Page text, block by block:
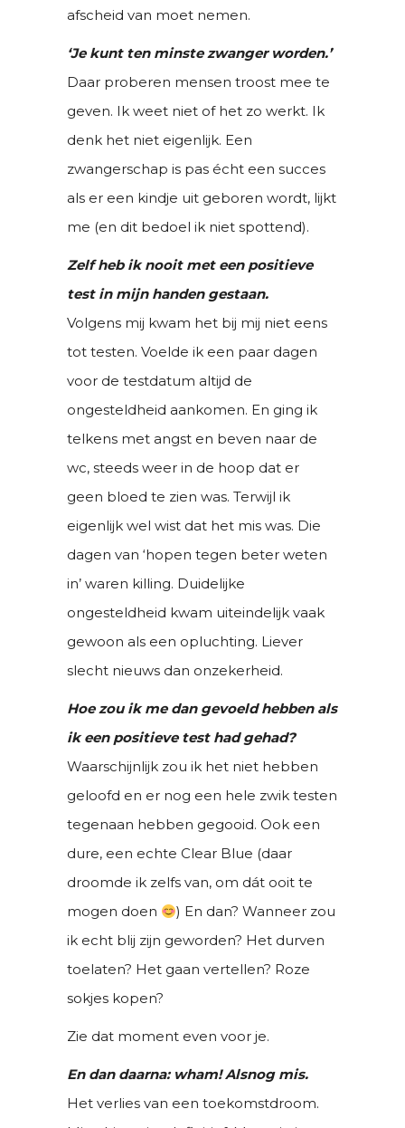
afscheid van moet nemen.
‘Je kunt ten minste zwanger worden.’
Daar proberen mensen troost mee te
geven. Ik weet niet of het zo werkt. Ik
denk het niet eigenlijk. Een
zwangerschap is pas écht een succes
als er een kindje uit geboren wordt, lijkt
me (en dit bedoel ik niet spottend).
Zelf heb ik nooit met een positieve
test in mijn handen gestaan.
Volgens mij kwam het bij mij niet eens
tot testen. Voelde ik een paar dagen
voor de testdatum altijd de
ongesteldheid aankomen. En ging ik
telkens met angst en beven naar de
wc, steeds weer in de hoop dat er
geen bloed te zien was. Terwijl ik
eigenlijk wel wist dat het mis was. Die
dagen van ‘hopen tegen beter weten
in’ waren killing. Duidelijke
ongesteldheid kwam uiteindelijk vaak
gewoon als een opluchting. Liever
slecht nieuws dan onzekerheid.
Hoe zou ik me dan gevoeld hebben als
ik een positieve test had gehad?
Waarschijnlijk zou ik het niet hebben
geloofd en er nog een hele zwik testen
tegenaan hebben gegooid. Ook een
dure, een echte Clear Blue (daar
droomde ik zelfs van, om dát ooit te
mogen doen
) En dan? Wanneer zou
ik echt blij zijn geworden? Het durven
toelaten? Het gaan vertellen? Roze
sokjes kopen?
Zie dat moment even voor je.
En dan daarna: wham! Alsnog mis.
Het verlies van een toekomstdroom.